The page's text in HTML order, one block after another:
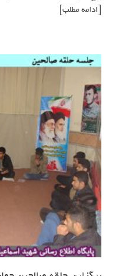
[ادامه مطلب]